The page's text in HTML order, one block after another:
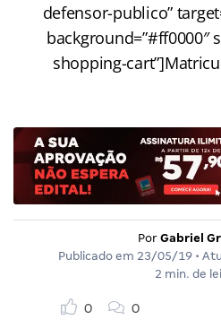
defensor-publico”
background=”#ff0000″
shopping-
Por Gabriel
Publicado em 23/05/19 •
2 min. de
0 0